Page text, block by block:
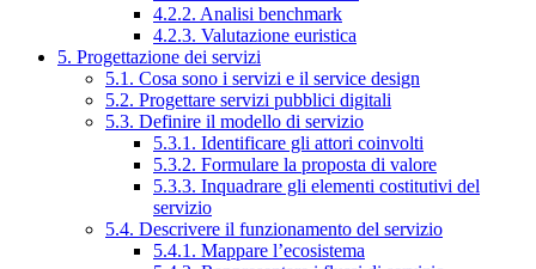
4.2.2. Analisi benchmark
4.2.3. Valutazione euristica
5. Progettazione dei servizi
5.1. Cosa sono i servizi e il service design
5.2. Progettare servizi pubblici digitali
5.3. Definire il modello di servizio
5.3.1. Identificare gli attori coinvolti
5.3.2. Formulare la proposta di valore
5.3.3. Inquadrare gli elementi costitutivi del
servizio
5.4. Descrivere il funzionamento del servizio
5.4.1. Mappare l’ecosistema